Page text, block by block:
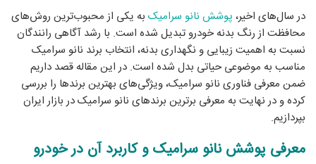
در سال‌های اخیر، پوشش نانو سرامیک به یکی از محبوب‌ترین روش‌های
محافظت از رنگ بدنه خودرو تبدیل شده است. با رشد آگاهی رانندگان
نسبت به اهمیت زیبایی و نگهداری بدنه، انتخاب برند نانو سرامیک
مناسب به موضوعی حیاتی بدل شده است. در این مقاله قصد داریم
ضمن معرفی فناوری نانو سرامیک، ویژگی‌های بهترین برندها را بررسی
کرده و در نهایت به معرفی برترین برندهای نانو سرامیک در بازار ایران
بپردازیم.
معرفی پوشش نانو سرامیک و کاربرد آن در خودرو